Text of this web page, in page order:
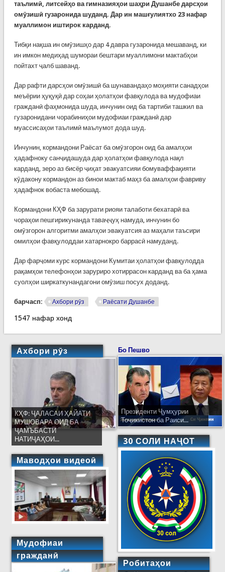
таълимӣ, литсейҳо ва гимназияҳои шаҳри Душанбе дарсҳои
омӯзишӣ гузаронида шуданд. Дар ин машғулиятхо 23 нафар
муаллимон иштирок карданд.
Тибқи нақша ин омӯзишҳо дар 4 давра гузаронида мешаванд, ки
ин имкон медиҳад шумораи бештари муаллимони мактабҳои
пойтахт ҷалб шаванд.
Дар рафти дарсҳои омӯзишӣ ба шунавандаҳо моҳияти санадҳои
меъёрии ҳуқуқӣ дар соҳаи ҳолатҳои фавқулода ва мудофиаи
гражданӣ фаҳмонида шуда, инчунин оид ба тартиби ташкил ва
гузаронидани чорабиниҳои мудофиаи гражданӣ дар
муассисаҳои таълимӣ маълумот дода шуд.
Инчунин, кормандони Раёсат ба омӯзгорон оид ба амалҳои
ҳадафноку санҷидашуда дар ҳолатҳои фавқулода нақл
карданд, зеро аз бисёр ҷиҳат эвакуатсияи бомуваффақияти
кӯдакону кормандон аз бинои мактаб маҳз ба амалҳои фавриву
ҳадафнок вобаста мебошад.
Кормандони КҲФ ба зарурати риояи талаботи бехатарӣ ва
чораҳои пешгирикунанда таваҷҷуҳ намуда, инчунин бо
омӯзгорон алгоритми амалҳои эвакуатсия аз маҳали таъсири
омилҳои фавқулоддаи хатарнокро баррасӣ намуданд.
Дар фарҷоми курс кормандони Кумитаи ҳолатҳои фавқулодда
рақамҳои телефонҳои заруриро хотиррасон карданд ва ба ҳама
суолҳои ширкаткунандагони омӯзиш посух доданд.
барчасп: Ахбори рӯз Раёсати Душанбе
1547 нафар хонд
Ахбори рӯз
КҲФ: ҶАЛАСАИ ҲАЙАТИ
МУШОВАРА ОИД БА
ҶАМЪБАСТИ
НАТИҶАҲОИ...
Маводҳои видеоӣ
Мудофиаи
гражданӣ
Бо Пешво
Президенти Ҷумҳурии
Тоҷикистон ба Раиси...
30 СОЛИ НАҶОТ
Робитаҳои